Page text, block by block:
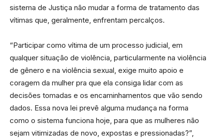
sistema de Justiça não mudar a forma de tratamento das
vítimas que, geralmente, enfrentam percalços.
“Participar como vítima de um processo judicial, em
qualquer situação de violência, particularmente na violência
de gênero e na violência sexual, exige muito apoio e
coragem da mulher pra que ela consiga lidar com as
decisões tomadas e os encaminhamentos que vão sendo
dados. Essa nova lei prevê alguma mudança na forma
como o sistema funciona hoje, para que as mulheres não
sejam vitimizadas de novo, expostas e pressionadas?”,